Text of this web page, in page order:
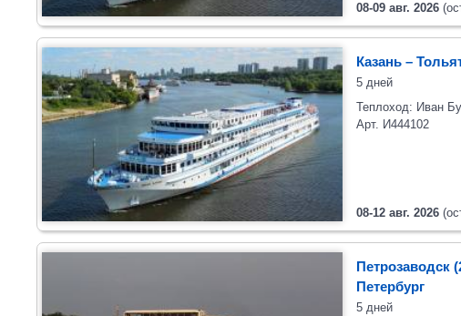
08-09 авг. 2026
Казань –
5 дней
Теплоход: Иван
08-12 авг. 2026
Арт. И444102
Петрозаводск
Петербург
5 дней